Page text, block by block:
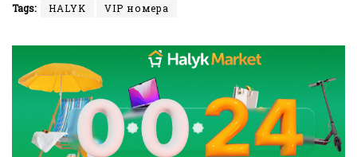
Tags: HALYK VIP номера